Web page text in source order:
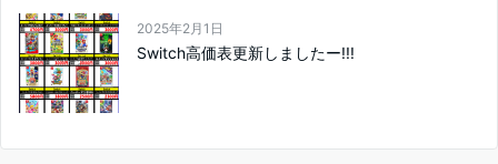
2025年2月1日
Switch高価表更新しましたー!!!